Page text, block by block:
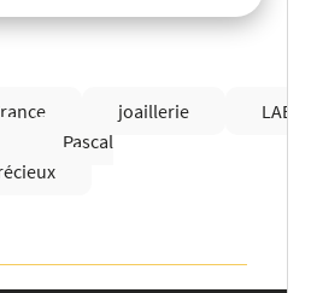
joaillerie
LAB
Pascal